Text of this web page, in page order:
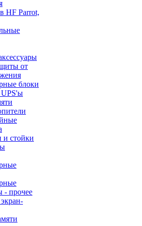
HF Parrot,
от
блоки
UPS'ы
и стойки
- прочее